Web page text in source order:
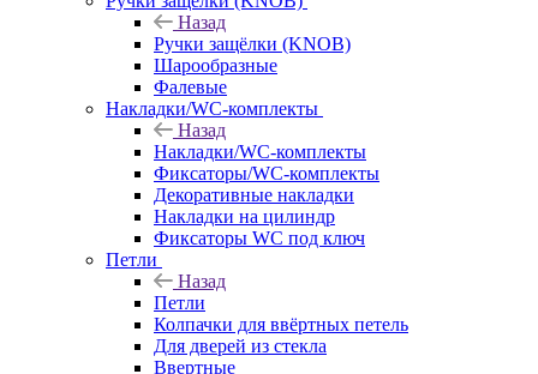
Назад
Ручки защёлки (KNOB)
Шарообразные
Фалевые
Накладки/WC-комплекты
Назад
Накладки/WC-комплекты
Фиксаторы/WC-комплекты
Декоративные накладки
Накладки на цилиндр
Фиксаторы WC под ключ
Петли
Назад
Петли
Колпачки для ввёртных петель
Для дверей из стекла
Ввертные